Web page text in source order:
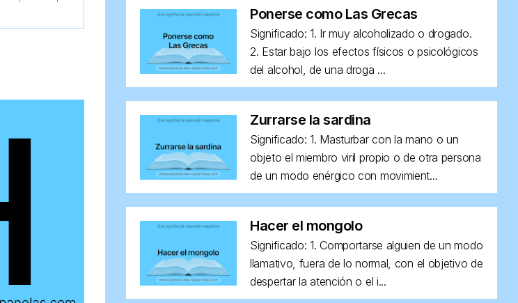
Ponerse como Las Grecas
Significado: 1. Ir muy alcoholizado o drogado.
2. Estar bajo los efectos físicos o psicológicos
del alcohol, de una droga ...
Zurrarse la sardina
Significado: 1. Masturbar con la mano o un
objeto el miembro viril propio o de otra persona
de un modo enérgico con movimient...
Hacer el mongolo
Significado: 1. Comportarse alguien de un modo
llamativo, fuera de lo normal, con el objetivo de
despertar la atención o el i...